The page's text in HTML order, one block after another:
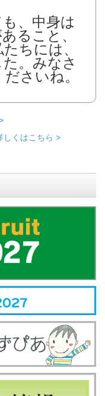
、中身は
ること、
ちには、
。みなさ
さいね。
しくはこちら >